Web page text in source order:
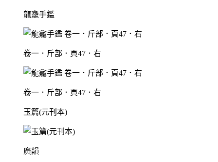
龍龕手鑑
卷一．斤部．頁47．右
卷一．斤部．頁47．右
玉篇(元刊本)
廣韻